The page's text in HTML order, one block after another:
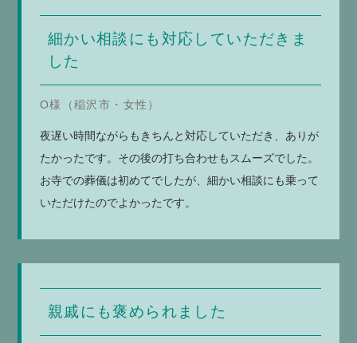
細かい相談にも対応していただきま
した
O様（稲沢市・女性）
夜遅い時間ながらもきちんと対応していただき、ありが
たかったです。その後の打ち合わせもスムーズでした。
お寺での葬儀は初めてでしたが、細かい相談にも乗って
いただけたのでよかったです。
親戚にも褒められました